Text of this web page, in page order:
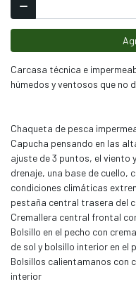
Carcasa técnica e
húmedos y ventosos que no
Chaqueta de pesca
Capucha pensando en las
ajuste de 3 puntos, el viento
drenaje, una base de
condiciones climáticas
pestaña central trasera del
Cremallera central frontal
Bolsillo en el pecho con
de sol y bolsillo interior en el
Bolsillos calientamanos con
interior